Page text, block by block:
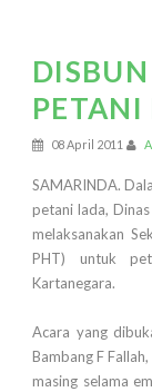
08 April 2011
SAMARINDA.
petani lada,
melaksanakan
PHT) untuk
Kartanegara.
Acara yang
Bambang F
masing selama